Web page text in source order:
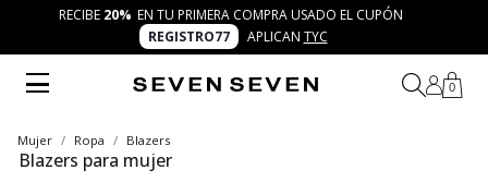
RECIBE 20% EN TU PRIMERA COMPRA USADO EL CUPÓN
REGISTRO77
APLICAN TYC
0
Mujer Ropa Blazers
Blazers para mujer